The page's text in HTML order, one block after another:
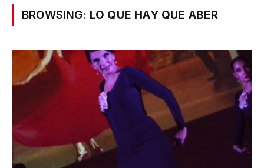
BROWSING: LO QUE HAY QUE ABER